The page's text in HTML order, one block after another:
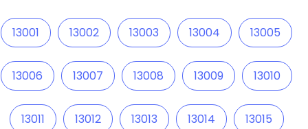
13001 13002 13003 13004 13005
13006 13007 13008 13009 13010
13011 13012 13013 13014 13015